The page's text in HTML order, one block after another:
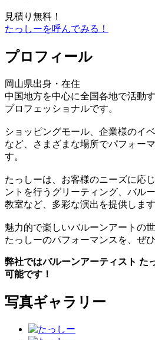
見積り無料！
たっしーを呼んでみる！
プロフィール
岡⼭県出⾝・在住
中国地⽅を中⼼に全国各地で活動
プロフェッショナルです。
ショッピングモール、企業様のイ
など、さまざまな場所でパフォー
す。
たっしーは、お客様のニーズに応
ントを⾏うグリーティング、バル
教室など、多彩な演出を提供します
魅⼒的で楽しいバルーンアートの
たっしーのパフォーマンスを、ぜ
弊社ではバルーンアーティスト た
可能です！
写真ギャラリー